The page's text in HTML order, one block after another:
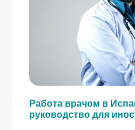
Работа врачом в
руководство для